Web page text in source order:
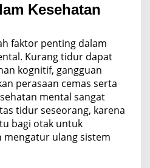
Kesehatan
faktor penting dalam
Kurang tidur dapat
kognitif, gangguan
perasaan cemas serta
mental sangat
tidur seseorang, karena
bagi otak untuk
mengatur ulang sistem